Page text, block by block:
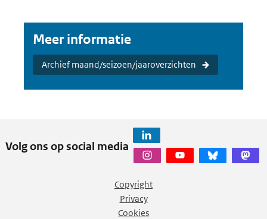
Meer informatie
Archief maand/seizoen/jaaroverzichten
Volg ons op social media
Copyright
Privacy
Cookies